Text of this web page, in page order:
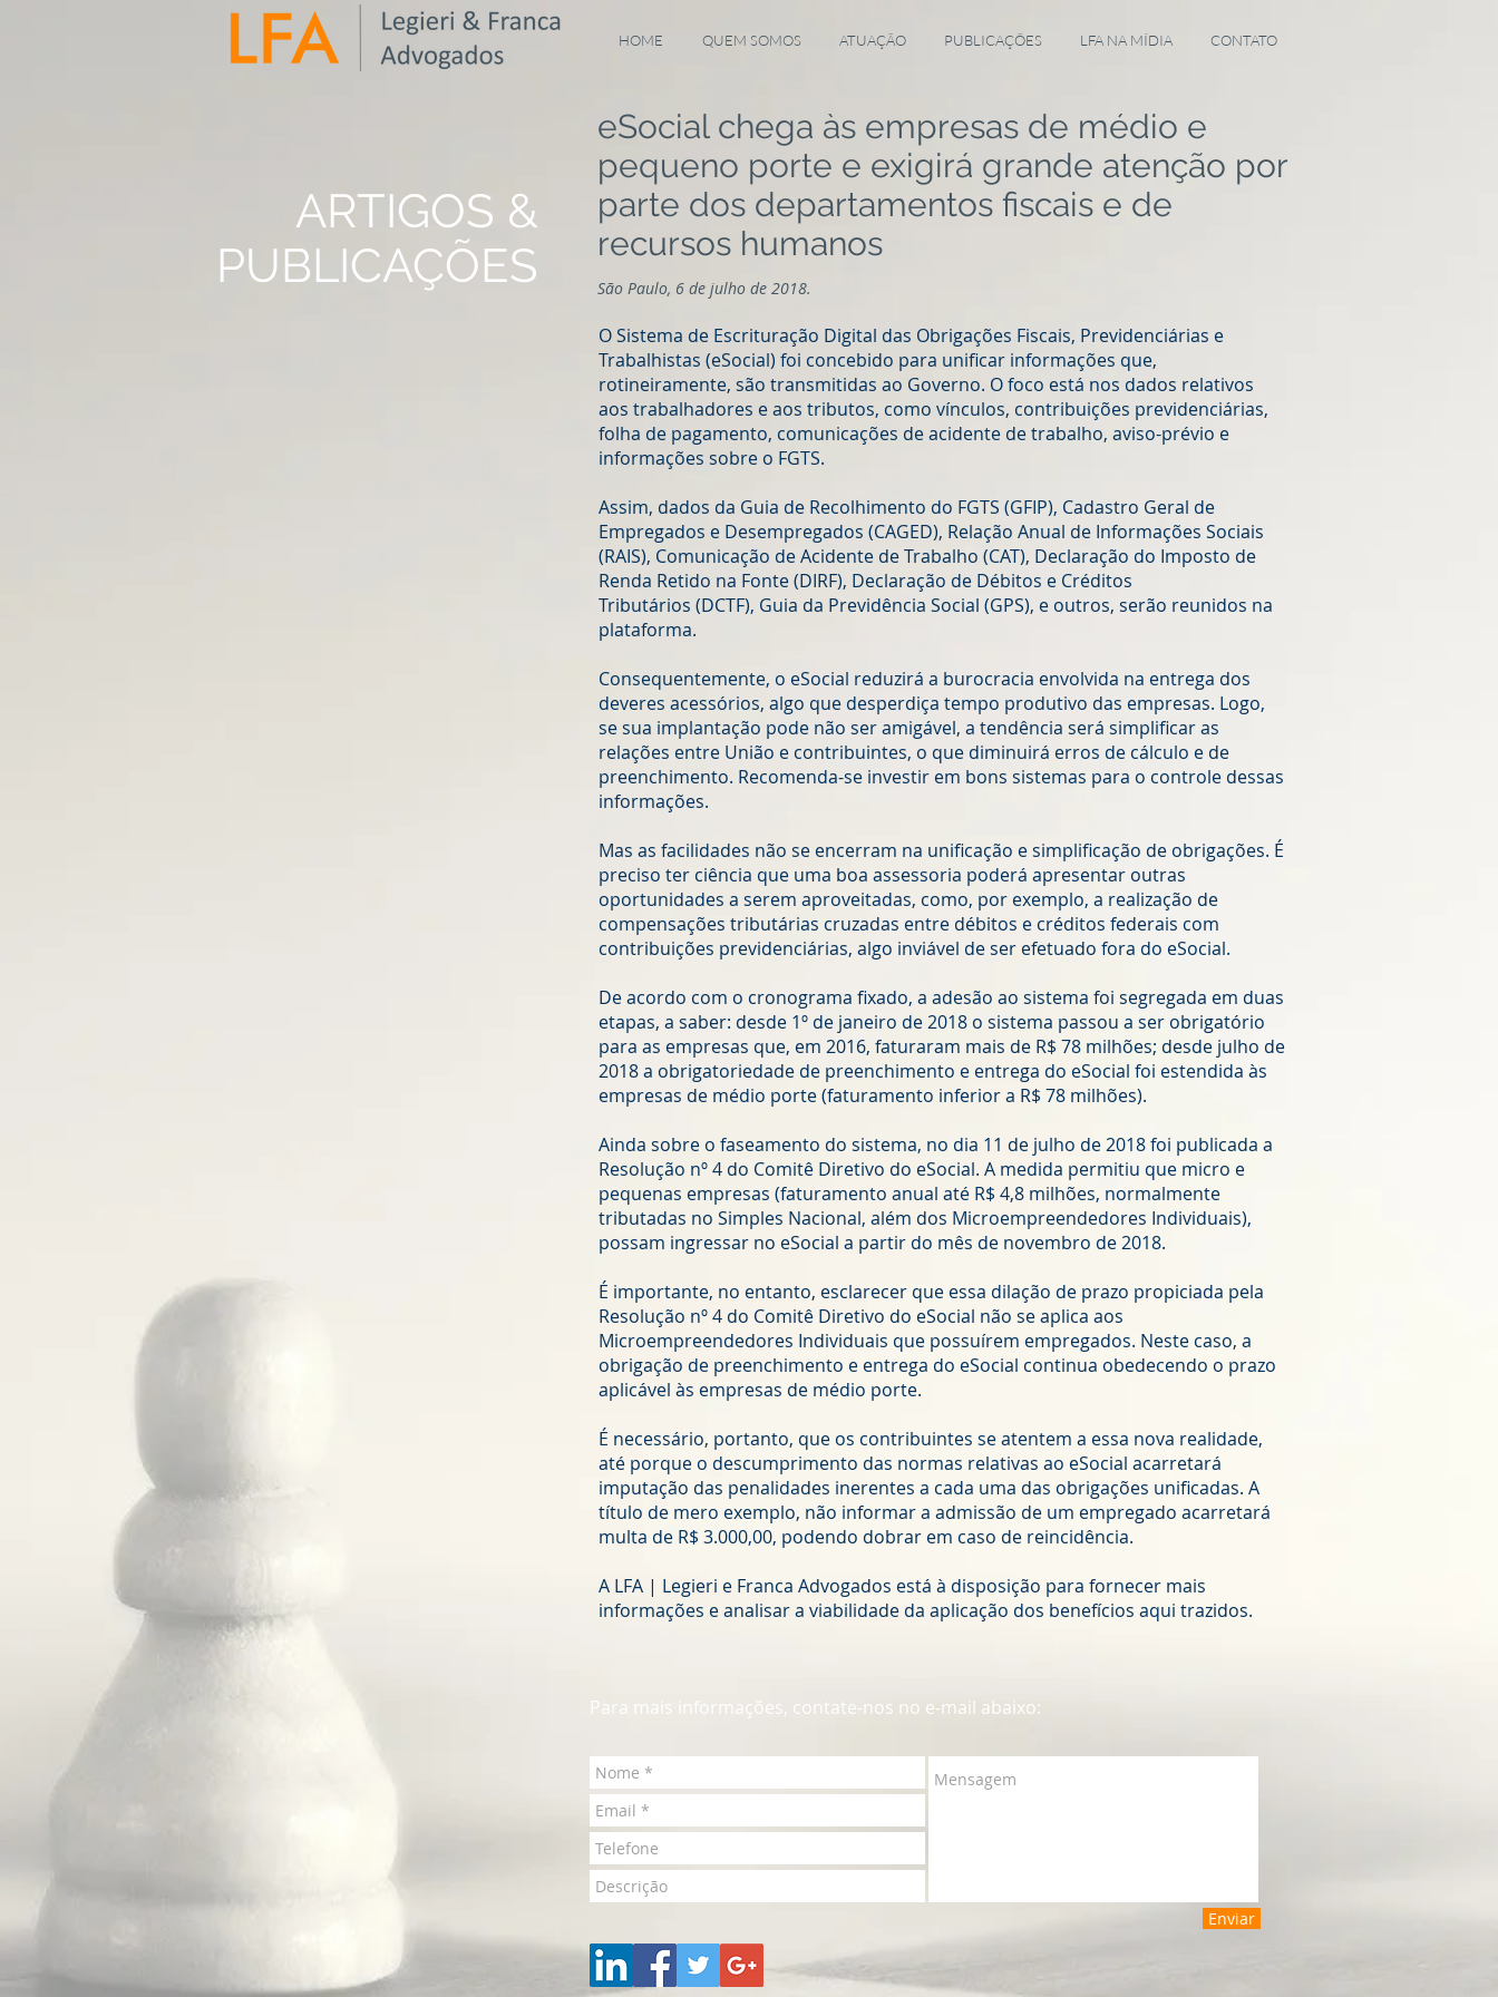
HOME QUEM SOMOS ATUAÇÃO PUBLICAÇÕES LFA NA MÍDIA CONTATO
ARTIGOS &
PUBLICAÇÕES
eSocial chega às empresas de médio e
pequeno porte e exigirá grande atenção por
parte dos departamentos fiscais e de
recursos humanos
São Paulo, 6 de julho de 2018.
O Sistema de Escrituração Digital das Obrigações Fiscais, Previdenciárias e
Trabalhistas (eSocial) foi concebido para unificar informações que,
rotineiramente, são transmitidas ao Governo. O foco está nos dados relativos
aos trabalhadores e aos tributos, como vínculos, contribuições previdenciárias,
folha de pagamento, comunicações de acidente de trabalho, aviso-prévio e
informações sobre o FGTS.
Assim, dados da Guia de Recolhimento do FGTS (GFIP), Cadastro Geral de
Empregados e Desempregados (CAGED), Relação Anual de Informações Sociais
(RAIS), Comunicação de Acidente de Trabalho (CAT), Declaração do Imposto de
Renda Retido na Fonte (DIRF), Declaração de Débitos e Créditos
Tributários (DCTF), Guia da Previdência Social (GPS), e outros, serão reunidos na
plataforma.
Consequentemente, o eSocial reduzirá a burocracia envolvida na entrega dos
deveres acessórios, algo que desperdiça tempo produtivo das empresas. Logo,
se sua implantação pode não ser amigável, a tendência será simplificar as
relações entre União e contribuintes, o que diminuirá erros de cálculo e de
preenchimento. Recomenda-se investir em bons sistemas para o controle dessas
informações.
Mas as facilidades não se encerram na unificação e simplificação de obrigações. É
preciso ter ciência que uma boa assessoria poderá apresentar outras
oportunidades a serem aproveitadas, como, por exemplo, a realização de
compensações tributárias cruzadas entre débitos e créditos federais com
contribuições previdenciárias, algo inviável de ser efetuado fora do eSocial.
De acordo com o cronograma fixado, a adesão ao sistema foi segregada em duas
etapas, a saber: desde 1º de janeiro de 2018 o sistema passou a ser obrigatório
para as empresas que, em 2016, faturaram mais de R$ 78 milhões; desde julho de
2018 a obrigatoriedade de preenchimento e entrega do eSocial foi estendida às
empresas de médio porte (faturamento inferior a R$ 78 milhões).
Ainda sobre o faseamento do sistema, no dia 11 de julho de 2018 foi publicada a
Resolução nº 4 do Comitê Diretivo do eSocial. A medida permitiu que micro e
pequenas empresas (faturamento anual até R$ 4,8 milhões, normalmente
tributadas no Simples Nacional, além dos Microempreendedores Individuais),
possam ingressar no eSocial a partir do mês de novembro de 2018.
É importante, no entanto, esclarecer que essa dilação de prazo propiciada pela
Resolução nº 4 do Comitê Diretivo do eSocial não se aplica aos
Microempreendedores Individuais que possuírem empregados. Neste caso, a
obrigação de preenchimento e entrega do eSocial continua obedecendo o prazo
aplicável às empresas de médio porte.
É necessário, portanto, que os contribuintes se atentem a essa nova realidade,
até porque o descumprimento das normas relativas ao eSocial acarretará
imputação das penalidades inerentes a cada uma das obrigações unificadas. A
título de mero exemplo, não informar a admissão de um empregado acarretará
multa de R$ 3.000,00, podendo dobrar em caso de reincidência.
A LFA | Legieri e Franca Advogados está à disposição para fornecer mais
informações e analisar a viabilidade da aplicação dos benefícios aqui trazidos.
Para mais informações, contate-nos no e-mail abaixo:
Enviar